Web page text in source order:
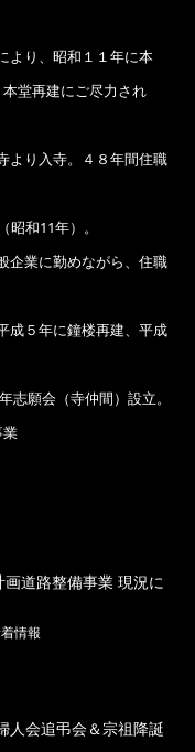
より、昭和１１年に本
堂再建にご尽力され
より入寺。４８年間住職
和11年）。
企業に勤めながら、住職
成５年に鐘楼再建、平成
志願会（寺仲間）設立。
業
道路整備事業 現況に
情報
会追弔会＆宗祖降誕